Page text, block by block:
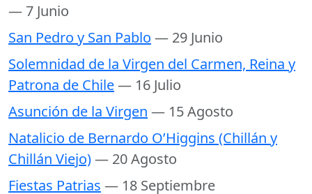
— 7 Junio
San Pedro y San Pablo — 29 Junio
Solemnidad de la Virgen del Carmen, Reina y
Patrona de Chile— 16 Julio
Asunción de la Virgen — 15 Agosto
Natalicio de Bernardo O’Higgins (Chillán y
Chillán Viejo)— 20 Agosto
Fiestas Patrias — 18 Septiembre